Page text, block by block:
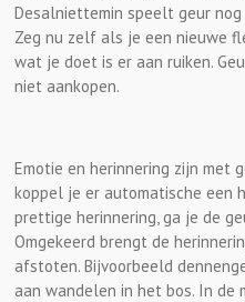
Desalniettemin speelt geur
Zeg nu zelf als je een nieuwe
wat je doet is er aan ruiken.
niet aankopen.
Emotie en herinnering zijn met
koppel je er automatische een
prettige herinnering, ga je de
Omgekeerd brengt de
afstoten. Bijvoorbeeld
aan wandelen in het bos. In de